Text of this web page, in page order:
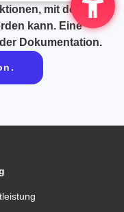
mit denen die
kann. Eine
Dokumentation.